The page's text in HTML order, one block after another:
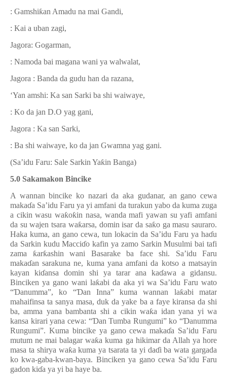
: Gamshiƙan Amadu na mai Gandi,
: Kai a uban zagi,
Jagora: Gogarman,
: Namoda bai magana wani ya walwalat,
Jagora : Banda da gudu han da razana,
‘Yan amshi: Ka san Sarki ba shi waiwaye,
: Ko da jan D.O yag gani,
Jagora : Ka san Sarki,
: Ba shi waiwaye, ko da jan Gwamna yag gani.
(Sa’idu Faru: Sale Sarkin Yaƙin Banga)
5.0 Sakamakon Bincike
A wannan bincike ko nazari da aka gudanar, an gano cewa
makaɗa Sa’idu Faru ya yi amfani da turakun yabo da kuma zuga
a cikin wasu waƙoƙin nasa, wanda mafi yawan su yafi amfani
da su wajen tsara waƙarsa, domin isar da saƙo ga masu sauraro.
Haka kuma, an gano cewa, tun lokacin da Sa’idu Faru ya haɗu
da Sarkin kudu Macciɗo kafin ya zamo Sarkin Musulmi bai tafi
zama ƙarƙashin wani Basarake ba face shi. Sa’idu Faru
makaɗan sarakuna ne, kuma yana amfani da kotso a matsayin
kayan kiɗansa domin shi ya tarar ana kaɗawa a gidansu.
Binciken ya gano wani laƙabi da aka yi wa Sa’idu Faru wato
“Ɗanumma”, ko “Ɗan Inna”kuma wannan laƙabi matar
mahaifinsa ta sanya masa, duk da yake ba a faye kiransa da shi
ba, amma yana bambanta shi a cikin waƙa idan yana yi wa
kansa kirari yana cewa: “Ɗan Tumba Rungumi”ko “Ɗanumma
Rungumi”. Kuma bincike ya gano cewa makaɗa Sa’idu Faru
mutum ne mai balagar waƙa kuma ga hikimar da Allah ya hore
masa ta shirya waƙa kuma ya tsarata ta yi daɗi ba wata gargada
ko kwa-gaba-kwan-baya. Binciken ya gano cewa Sa’idu Faru
gadon kiɗa ya yi ba haye ba.